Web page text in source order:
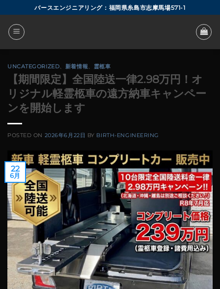
to
content
バースエンジニアリング：福岡県糸島市志摩馬場571-1
UNCATEGORIZED、 新着情報、 霊柩車
【期間限定】全国陸送一律2.98万円！オ
リジナル軽霊柩車の遠方納車キャンペー
ンを開始します
POSTED ON 2026年6月22日 BY BIRTH-ENGINEERING
22
6月